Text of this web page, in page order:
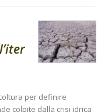
per definire
colpite dalla crisi idrica